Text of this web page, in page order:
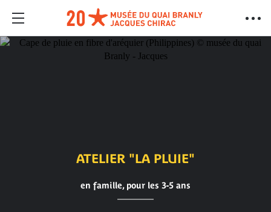
ATELIER "LA PLUIE"
en famille, pour les 3-5 ans